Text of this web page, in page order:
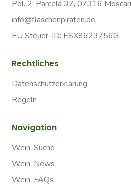
Pol. 2, Parcela 37, 07316 Moscari
info@flaschenpiraten.de
EU Steuer-ID: ESX9623756G
Rechtliches
Datenschutzerklärung
Regeln
Navigation
Wein-Suche
Wein-News
Wein-FAQs